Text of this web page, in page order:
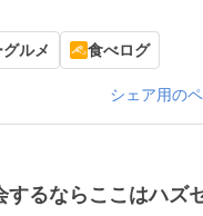
ルメ 食べログ
シェア用の
するならここはハズ